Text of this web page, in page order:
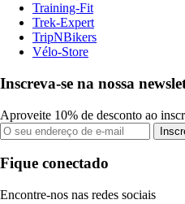
Training-Fit
Trek-Expert
TripNBikers
Vélo-Store
Inscreva-se na nossa
Aproveite 10% de desconto ao
Fique conectado
Encontre-nos nas redes sociais